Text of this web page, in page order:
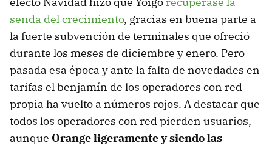
senda del crecimiento, gracias en buena parte a
la fuerte subvención de terminales que ofreció
durante los meses de diciembre y enero. Pero
pasada esa época y ante la falta de novedades en
tarifas el benjamín de los operadores con red
propia ha vuelto a números rojos. A destacar que
todos los operadores con red pierden usuarios,
aunque Orange ligeramente y siendo las